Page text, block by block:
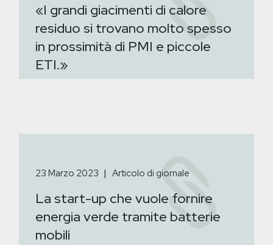
«I grandi giacimenti di calore
residuo si trovano molto spesso
in prossimità di PMI e piccole
ETI.»
23 Marzo 2023 Articolo di giornale
La start-up che vuole fornire
energia verde tramite batterie
mobili